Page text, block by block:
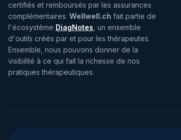
certifiés et remboursés par les assurances
complémentaires. Wellwell.ch fait partie de
l'écosystème DiagNotes , un ensemble
d'outils créés par et pour les thérapeutes.
Ensemble, nous pouvons donner de la
visibilité à ce qui fait la richesse de nos
pratiques thérapeutiques.